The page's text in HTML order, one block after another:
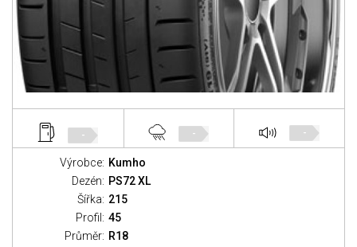
- - -
Výrobce: Kumho
Dezén: PS72 XL
Šířka: 215
Profil: 45
Průměr: R18